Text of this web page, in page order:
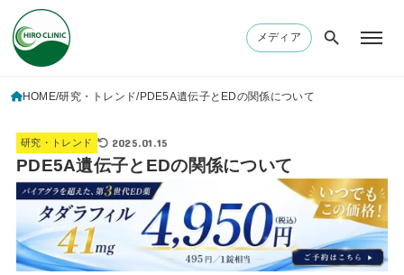
メディア
HOME 研究・トレンド PDE5A遺伝子とEDの関係について
研究・トレンド 2025.01.15
PDE5A遺伝子とEDの関係について